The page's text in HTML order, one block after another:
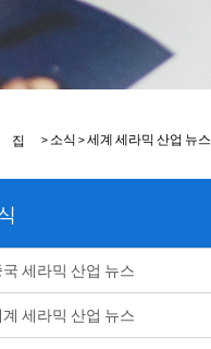
집 > 소식 >세계 세라믹 산업 뉴스
국 세라믹 산업 뉴스
세라믹 산업 뉴스